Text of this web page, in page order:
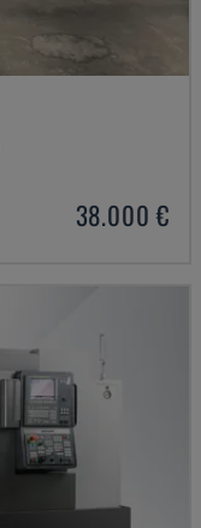
38.000 €